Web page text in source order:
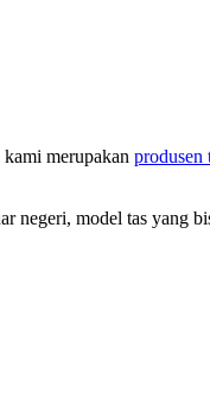
kami merupakan produsen
model tas yang